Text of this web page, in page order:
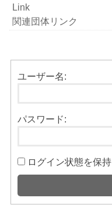
Link
関連団体リンク
ユーザー名:
パスワード:
ログイン状態を保持